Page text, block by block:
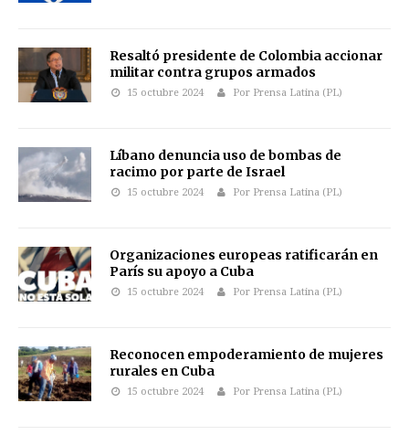
Resaltó presidente de Colombia accionar
militar contra grupos armados
15 octubre 2024 Por Prensa Latina (PL)
Líbano denuncia uso de bombas de
racimo por parte de Israel
15 octubre 2024 Por Prensa Latina (PL)
Organizaciones europeas ratificarán en
París su apoyo a Cuba
15 octubre 2024 Por Prensa Latina (PL)
Reconocen empoderamiento de mujeres
rurales en Cuba
15 octubre 2024 Por Prensa Latina (PL)